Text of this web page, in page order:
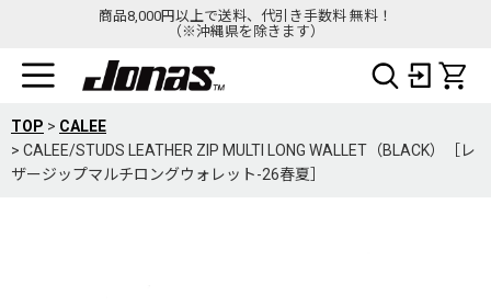
商品8,000円以上で送料、代引き手数料 無料！
（※沖縄県を除きます）
TOP > CALEE
> CALEE/STUDS LEATHER ZIP MULTI LONG WALLET（BLACK）［レ
ザージップマルチロングウォレット-26春夏］